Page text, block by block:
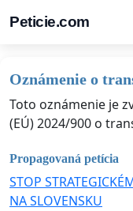
Peticie.com
Oznámenie o
Toto oznámenie je
(EÚ) 2024/900 o
Propagovaná petícia
STOP
NA SLOVENSKU